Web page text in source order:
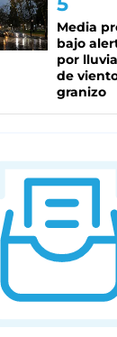
Media
bajo
por
de
granizo